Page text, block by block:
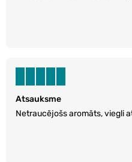
Atsauksme
Netraucējošs aromāts, viegli